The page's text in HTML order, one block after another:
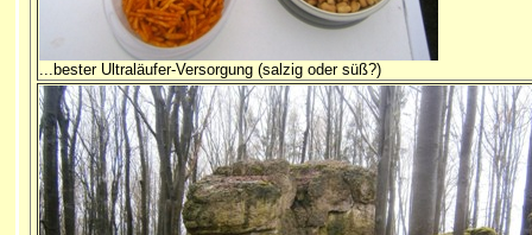
...bester Ultraläufer-Versorgung (salzig oder süß?)